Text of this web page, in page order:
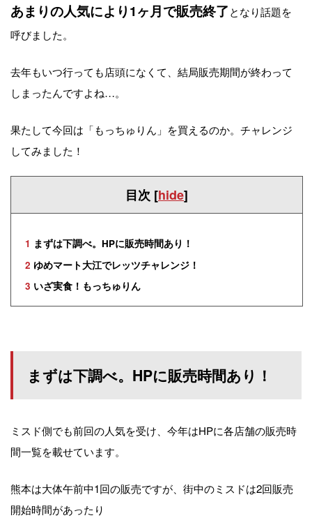
あまりの人気により1ヶ月で販売終了となり話題を
呼びました。
去年もいつ行っても店頭になくて、結局販売期間が終わって
しまったんですよね…。
果たして今回は「もっちゅりん」を買えるのか。チャレンジ
してみました！
目次 [hide]
1 まずは下調べ。HPに販売時間あり！
2 ゆめマート大江でレッツチャレンジ！
3 いざ実食！もっちゅりん
まずは下調べ。HPに販売時間あり！
ミスド側でも前回の人気を受け、今年はHPに各店舗の販売時
間一覧を載せています。
熊本は大体午前中1回の販売ですが、街中のミスドは2回販売
開始時間があったり